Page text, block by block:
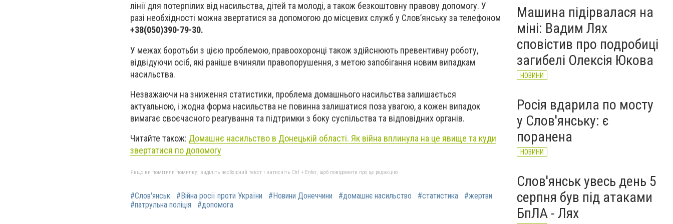
лінії для потерпілих від насильства, дітей та молоді, а також безкоштовну правову допомогу. У
разі необхідності можна звертатися за допомогою до місцевих служб у Слов’янську за телефоном
+38(050)390-79-30.
У межах боротьби з цією проблемою, правоохоронці також здійснюють превентивну роботу,
відвідуючи осіб, які раніше вчиняли правопорушення, з метою запобігання новим випадкам
насильства.
Незважаючи на зниження статистики, проблема домашнього насильства залишається
актуальною, і жодна форма насильства не повинна залишатися поза увагою, а кожен випадок
вимагає своєчасного реагування та підтримки з боку суспільства та відповідних органів.
Читайте також: Домашнє насильство в Донецькій області. Як війна вплинула на це явище та куди
звертатися по допомогу
Якщо ви помітили помилку, виділіть необхідний текст і натисніть Ctrl + Enter, щоб повідомити про це редакцію
#Слов'янськ #Війна росії проти України #Новини Донеччини #домашнє насильство #статистика
#жертви
#патрульна поліція
#допомога
Машина підірвалася на
міні: Вадим Лях
сповістив про подробиці
загибелі Олексія Юкова
НОВИНИ
Росія вдарила по мосту
у Слов'янську: є
поранена
НОВИНИ
Слов'янськ увесь день 5
серпня був під атаками
БпЛА - Лях